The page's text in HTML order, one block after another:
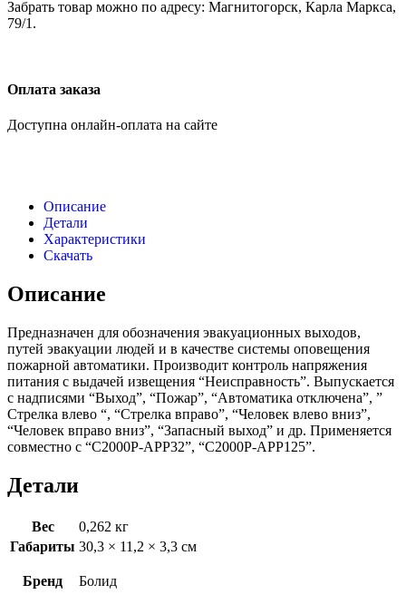
Забрать товар можно по адресу: Магнитогорск, Карла Маркса,
79/1.
Оплата заказа
Доступна онлайн-оплата на сайте
Описание
Детали
Характеристики
Скачать
Описание
Предназначен для обозначения эвакуационных выходов,
путей эвакуации людей и в качестве системы оповещения
пожарной автоматики. Производит контроль напряжения
питания с выдачей извещения “Неисправность”. Выпускается
с надписями “Выход”, “Пожар”, “Автоматика отключена”, ”
Стрелка влево “, “Стрелка вправо”, “Человек влево вниз”,
“Человек вправо вниз”, “Запасный выход” и др. Применяется
совместно с “С2000Р-АРР32”, “С2000Р-АРР125”.
Детали
Вес
0,262 кг
Габариты 30,3 × 11,2 × 3,3 см
Бренд Болид